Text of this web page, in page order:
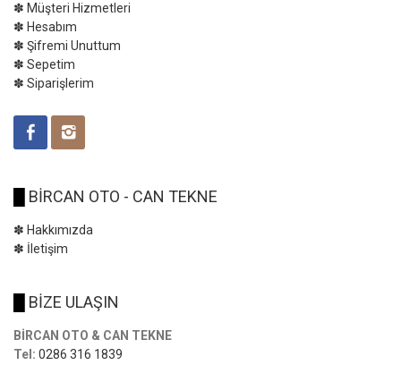
✽ Müşteri Hizmetleri
✽ Hesabım
✽ Şifremi Unuttum
✽ Sepetim
✽ Siparişlerim
BİRCAN OTO - CAN TEKNE
✽ Hakkımızda
✽ İletişim
BİZE ULAŞIN
BİRCAN OTO & CAN TEKNE
Tel: 0286 316 1839